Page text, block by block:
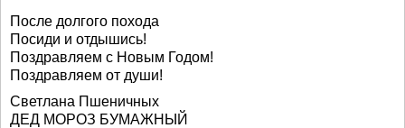
После долгого похода
Посиди и отдышись!
Поздравляем с Новым Годом!
Поздравляем от души!
Светлана Пшеничных
ДЕД МОРОЗ БУМАЖНЫЙ